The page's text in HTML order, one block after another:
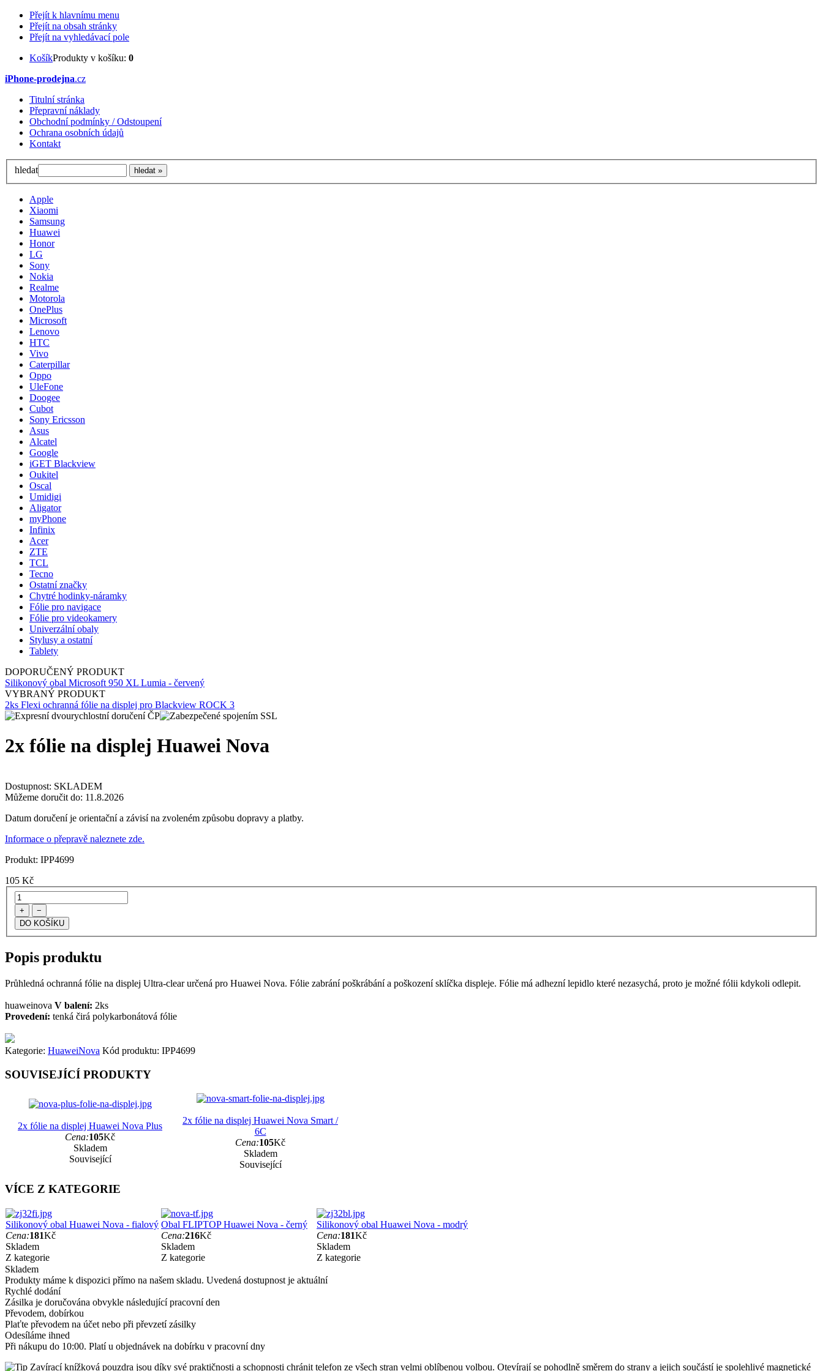
Přejít k hlavnímu menu
Přejít na obsah stránky
Přejít na vyhledávací pole
KošíkProdukty v košíku: 0
iPhone-prodejna.cz
Titulní stránka
Přepravní náklady
Obchodní podmínky / Odstoupení
Ochrana osobních údajů
Kontakt
hledat
Apple
Xiaomi
Samsung
Huawei
Honor
LG
Sony
Nokia
Realme
Motorola
OnePlus
Microsoft
Lenovo
HTC
Vivo
Caterpillar
Oppo
UleFone
Doogee
Cubot
Sony Ericsson
Asus
Alcatel
Google
iGET Blackview
Oukitel
Oscal
Umidigi
Aligator
myPhone
Infinix
Acer
ZTE
TCL
Tecno
Ostatní značky
Chytré hodinky-náramky
Fólie pro navigace
Fólie pro videokamery
Univerzální obaly
Stylusy a ostatní
Tablety
DOPORUČENÝ PRODUKT
Silikonový obal Microsoft 950 XL Lumia - červený
VYBRANÝ PRODUKT
2ks Flexi ochranná fólie na displej pro Blackview ROCK 3
2x fólie na displej Huawei Nova
Dostupnost: SKLADEM
Můžeme doručit do: 11.8.2026
Datum doručení je orientační a závisí na zvoleném způsobu dopravy a platby.
Informace o přepravě naleznete zde.
Produkt: IPP4699
105 Kč
+ −
Popis produktu
Průhledná ochranná fólie na displej Ultra-clear určená pro Huawei Nova. Fólie zabrání poškrábání a poškození sklíčka displeje. Fólie má adhezní lepidlo které nezasychá, proto je možné fólii kdykoli odlepit.
huaweinova V balení: 2ks
Provedení: tenká čirá polykarbonátová fólie
Kategorie: HuaweiNova Kód produktu: IPP4699
SOUVISEJÍCÍ PRODUKTY
2x fólie na displej Huawei Nova Plus
Cena:105Kč
Skladem
Související
2x fólie na displej Huawei Nova Smart /
6C
Cena:105Kč
Skladem
Související
VÍCE Z KATEGORIE
Silikonový obal Huawei Nova - fialový
Cena:181Kč
Skladem
Z kategorie
Obal FLIPTOP Huawei Nova - černý
Cena:216Kč
Skladem
Z kategorie
Silikonový obal Huawei Nova - modrý
Cena:181Kč
Skladem
Z kategorie
Skladem
Produkty máme k dispozici přímo na našem skladu. Uvedená dostupnost je aktuální
Rychlé dodání
Zásilka je doručována obvykle následující pracovní den
Převodem, dobírkou
Plaťte převodem na účet nebo při převzetí zásilky
Odesíláme ihned
Při nákupu do 10:00. Platí u objednávek na dobírku v pracovní dny
Zavírací knížková pouzdra jsou díky své praktičnosti a schopnosti chránit telefon ze všech stran velmi oblíbenou volbou. Otevírají se pohodlně směrem do strany a jejich součástí je spolehlivé magnetické